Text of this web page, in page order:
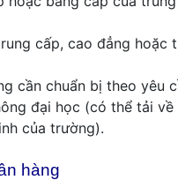
cấp, cao đẳng hoặc
cần chuẩn bị theo yêu
đại học (có thể tải
của trường).
hàng